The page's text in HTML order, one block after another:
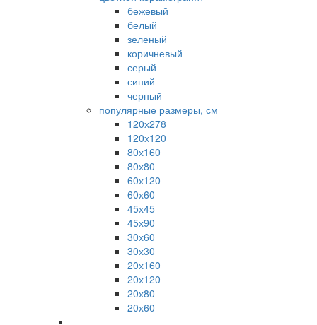
бежевый
белый
зеленый
коричневый
серый
синий
черный
популярные размеры, см
120х278
120х120
80х160
80х80
60х120
60х60
45х45
45х90
30х60
30х30
20х160
20х120
20х80
20х60